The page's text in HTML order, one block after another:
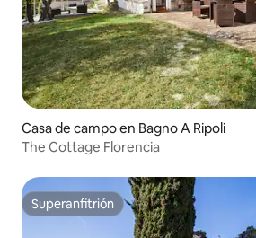
Casa de campo en Bagno A Ripoli
The Cottage Florencia
Superanfitrión
Superanfitrión